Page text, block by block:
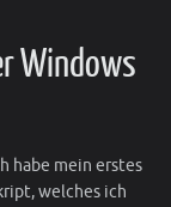
Windows
habe mein erstes
welches ich